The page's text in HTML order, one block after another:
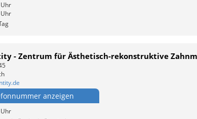
- Zentrum für Ästhetisch-rekonstruktive
anzeigen